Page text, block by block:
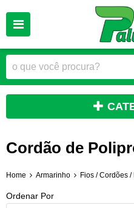
Cordão de
Home Armarinho Fios / Cordões
Ordenar Por